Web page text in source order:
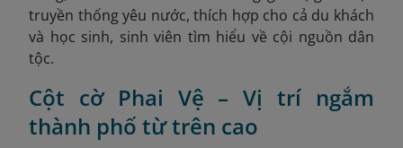
truyền thống yêu nước, thích hợp cho cả du khách
và học sinh, sinh viên tìm hiểu về cội nguồn dân
tộc.
Cột cờ Phai Vệ – Vị trí ngắm
thành phố từ trên cao